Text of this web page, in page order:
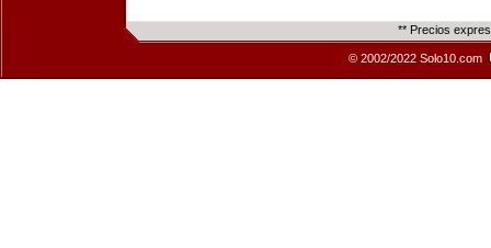
** Precios
© 2002/2022 Solo10.com